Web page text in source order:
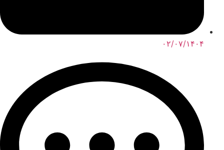
۰۲/۰۷/۱۴۰۴